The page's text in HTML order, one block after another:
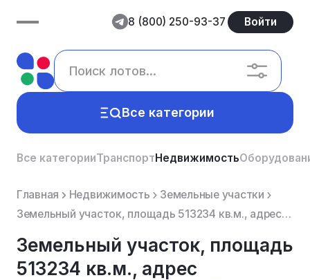
8 (800) 250-93-37 Войти
Все категории
Все категорииТранспортНедвижимость
Главная Недвижимость
Земельные участки
Земельный участок, площадь 513234 кв.м., адрес (местонахождение): Россия, Белгородская обл., Ивнян...
Земельный участок, площадь
513234 кв.м., адрес